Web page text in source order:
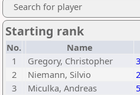
Search for player
Starting rank
No. Name
1
Gregory, Christopher
2
Niemann, Silvio
3
Miculka, Andreas